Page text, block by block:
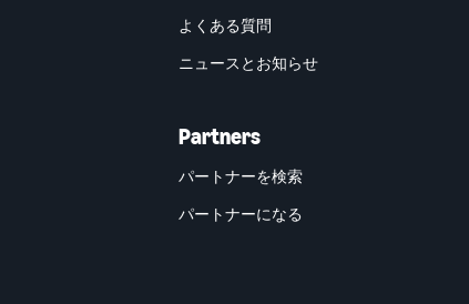
よくある質問
ニュースとお知らせ
Partners
パートナーを検索
パートナーになる